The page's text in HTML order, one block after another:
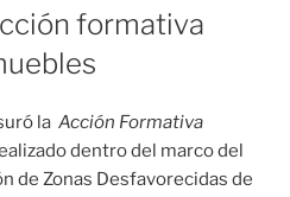
formativa
la Acción Formativa
dentro del marco del
de Zonas Desfavorecidas de